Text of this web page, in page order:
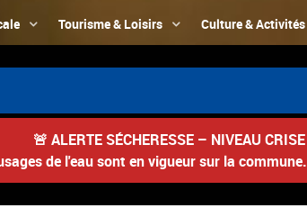
Tourisme & Loisirs Culture & Activités
🚨 ALERTE SÉCHERESSE – NIVEAU CRISE
de l'eau sont en vigueur sur la commune.